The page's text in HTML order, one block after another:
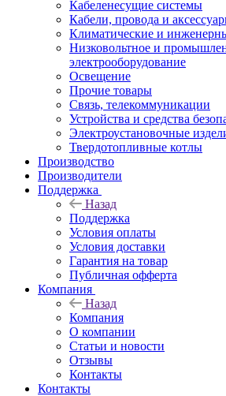
Кабеленесущие системы
Кабели, провода и
Климатические и
Низковольтное и
электрооборудование
Освещение
Прочие товары
Связь, телекоммуникации
Устройства и средства
Электроустановочные
Твердотопливные котлы
Производство
Производители
Поддержка
Назад
Поддержка
Условия оплаты
Условия доставки
Гарантия на товар
Публичная офферта
Компания
Назад
Компания
О компании
Статьи и новости
Отзывы
Контакты
Контакты